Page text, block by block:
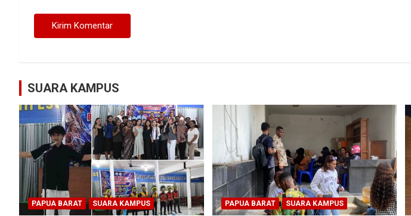
SUARA KAMPUS
PAPUA BARAT SUARA KAMPUS PAPUA BARAT SUARA KAMPUS